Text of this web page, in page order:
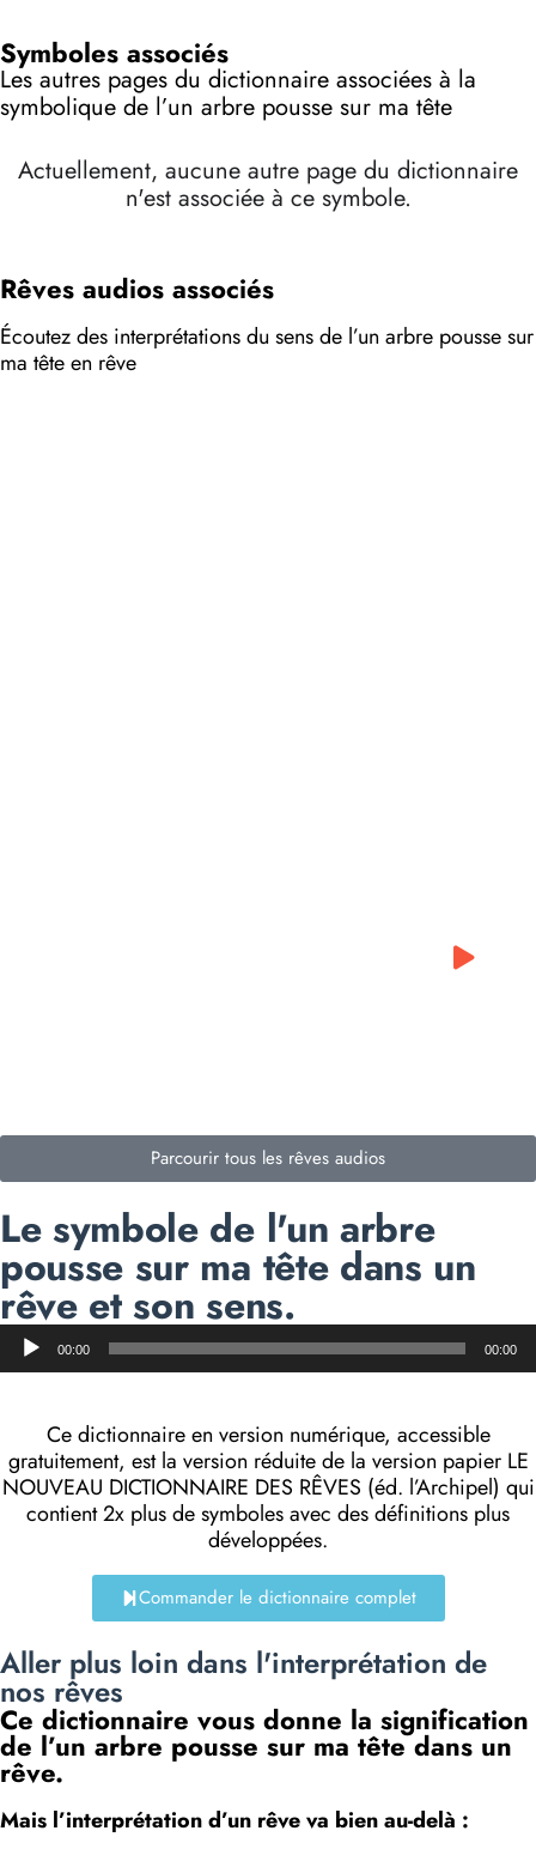
Symboles associés
Les autres pages du dictionnaire associées à la
symbolique de l’un arbre pousse sur ma tête
Actuellement, aucune autre page du dictionnaire
n'est associée à ce symbole.
Rêves audios associés
Écoutez des interprétations du sens de l’un arbre pousse sur
ma tête en rêve
Parcourir tous les rêves audios
Le symbole de l'un arbre
pousse sur ma tête dans un
rêve et son sens.
Lecteur
audio00:00 00:00
Ce dictionnaire en version numérique, accessible
gratuitement, est la version réduite de la version papier LE
NOUVEAU DICTIONNAIRE DES RÊVES (éd. l’Archipel) qui
contient 2x plus de symboles avec des définitions plus
développées.
Commander le dictionnaire complet
Aller plus loin dans l'interprétation de
nos rêves
Ce dictionnaire vous donne la signification
de l’un arbre pousse sur ma tête dans un
rêve.
Mais l’interprétation d’un rêve va bien au-delà :